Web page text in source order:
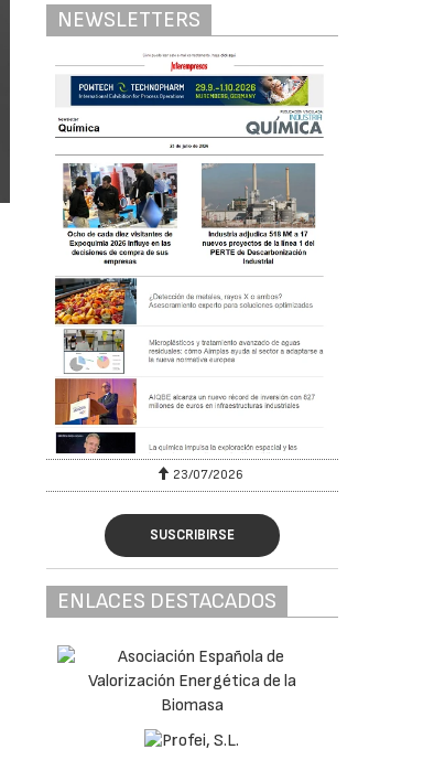
NEWSLETTERS
23/07/2026
SUSCRIBIRSE
ENLACES DESTACADOS